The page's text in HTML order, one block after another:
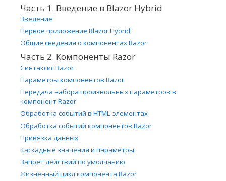
Часть 1. Введение в Blazor Hybrid
Введение
Первое приложение Blazor Hybrid
Общие сведения о компонентах Razor
Часть 2. Компоненты Razor
Синтаксис Razor
Параметры компонентов Razor
Передача набора произвольных параметров в
компонент Razor
Обработка событий в HTML-элементах
Обработка событий компонентов Razor
Привязка данных
Каскадные значения и параметры
Запрет действий по умолчанию
Жизненный цикл компонента Razor